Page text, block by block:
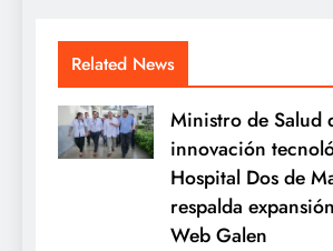
Related News
Ministro de Salud
innovación
Hospital Dos de
respalda
Web Galen